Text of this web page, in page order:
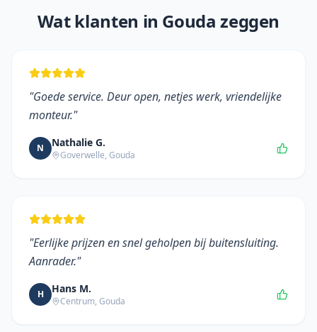
Wat klanten in Gouda zeggen
"Goede service. Deur open, netjes werk, vriendelijke
monteur."
N Nathalie G.
Goverwelle, Gouda
"Eerlijke prijzen en snel geholpen bij buitensluiting.
Aanrader."
H Hans M.
Centrum, Gouda